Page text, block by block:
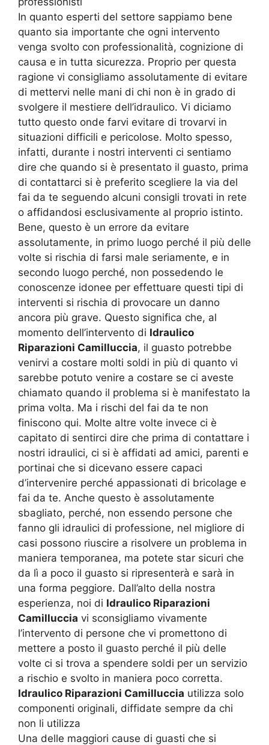
In quanto esperti del settore sappiamo bene
quanto sia importante che ogni intervento
venga svolto con professionalità, cognizione di
causa e in tutta sicurezza. Proprio per questa
ragione vi consigliamo assolutamente di evitare
di mettervi nelle mani di chi non è in grado di
svolgere il mestiere dell’idraulico. Vi diciamo
tutto questo onde farvi evitare di trovarvi in
situazioni difficili e pericolose. Molto spesso,
infatti, durante i nostri interventi ci sentiamo
dire che quando si è presentato il guasto, prima
di contattarci si è preferito scegliere la via del
fai da te seguendo alcuni consigli trovati in rete
o affidandosi esclusivamente al proprio istinto.
Bene, questo è un errore da evitare
assolutamente, in primo luogo perché il più delle
volte si rischia di farsi male seriamente, e in
secondo luogo perché, non possedendo le
conoscenze idonee per effettuare questi tipi di
interventi si rischia di provocare un danno
ancora più grave. Questo significa che, al
momento dell’intervento di Idraulico
Riparazioni Camilluccia, il guasto potrebbe
venirvi a costare molti soldi in più di quanto vi
sarebbe potuto venire a costare se ci aveste
chiamato quando il problema si è manifestato la
prima volta. Ma i rischi del fai da te non
finiscono qui. Molte altre volte invece ci è
capitato di sentirci dire che prima di contattare i
nostri idraulici, ci si è affidati ad amici, parenti e
portinai che si dicevano essere capaci
d’intervenire perché appassionati di bricolage e
fai da te. Anche questo è assolutamente
sbagliato, perché, non essendo persone che
fanno gli idraulici di professione, nel migliore di
casi possono riuscire a risolvere un problema in
maniera temporanea, ma potete star sicuri che
da lì a poco il guasto si ripresenterà e sarà in
una forma peggiore. Dall’alto della nostra
esperienza, noi di Idraulico Riparazioni
Camilluccia vi sconsigliamo vivamente
l’intervento di persone che vi promettono di
mettere a posto il guasto perché il più delle
volte ci si trova a spendere soldi per un servizio
a rischio e svolto in maniera poco corretta.
Idraulico Riparazioni Camilluccia utilizza solo
componenti originali, diffidate sempre da chi
non li utilizza
Una delle maggiori cause di guasti che si